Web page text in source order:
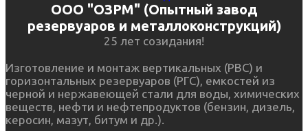
ООО "ОЗРМ" (Опытный завод
резервуаров и металлоконструкций)
25 лет созидания!
Изготовление и монтаж вертикальных (РВС) и
горизонтальных резервуаров (РГС), емкостей из
черной и нержавеющей стали для воды, химических
веществ, нефти и нефтепродуктов (бензин, дизель,
керосин, мазут, битум и др.).